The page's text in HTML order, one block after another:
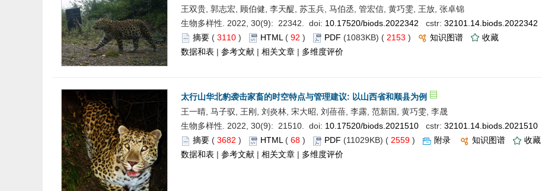
王双贵, 郭志宏, 顾伯健, 李天醍, 苏玉兵, 马伯丞, 管宏信, 黄巧雯, 王放, 张卓锦
生物多样性. 2022, 30(9): 22342. doi: 10.17520/biods.2022342 cstr: 32101.14.biods.2022342
摘要 ( 3110 ) HTML ( 92 ) PDF (1083KB) ( 2153 ) 知识图谱
收藏
数据和表 | 参考文献 | 相关文章 | 多维度评价
太行山华北豹袭击家畜的时空特点与管理建议: 以山西省和顺县为例
王一晴, 马子驭, 王刚, 刘炎林, 宋大昭, 刘蓓蓓, 李露, 范新国, 黄巧雯, 李晟
生物多样性. 2022, 30(9): 21510. doi: 10.17520/biods.2021510 cstr: 32101.14.biods.2021510
摘要 ( 3682 ) HTML( 68 ) PDF (11029KB) ( 2559 ) 附录 知识图谱
收藏
数据和表 | 参考文献 | 相关文章 | 多维度评价